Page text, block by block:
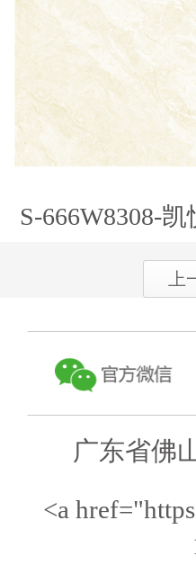
S-666W8308-
上
广东省佛
<a